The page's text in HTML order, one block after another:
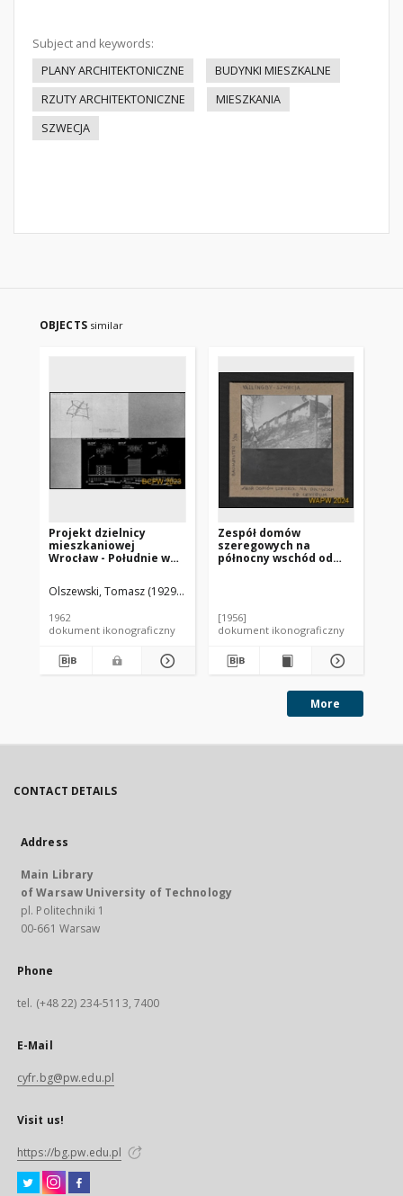
Subject and keywords:
PLANY ARCHITEKTONICZNE
BUDYNKI MIESZKALNE
RZUTY ARCHITEKTONICZNE
MIESZKANIA
SZWECJA
OBJECTS similar
Projekt dzielnicy
mieszkaniowej
Wrocław - Południe we
SARP nr 338 : praca nr 3.
Zdj. 4, Plan orientacyjny
projektowanych
budynków, sekcji
Olszewski, Tomasz (1929- ). Fotograf
1962
dokument ikonograficzny
Zespół domów
szeregowych na
północny wschód od
[1956]
dokument ikonograficzny
More
CONTACT DETAILS
Address
Main Library
of Warsaw University of Technology
pl. Politechniki 1
00-661 Warsaw
Phone
tel. (+48 22) 234-5113, 7400
E-Mail
cyfr.bg@pw.edu.pl
Visit us!
https://bg.pw.edu.pl